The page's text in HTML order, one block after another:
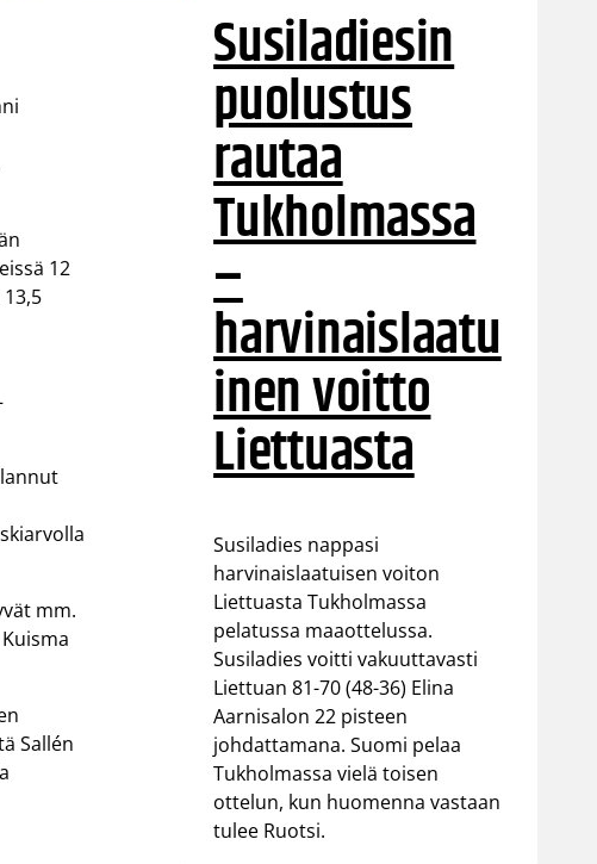
12
mm.
Sallén
Susiladiesin
puolustus
rautaa
Tukholmassa
–
harvinaislaatu
inen voitto
Liettuasta
Susiladies nappasi
harvinaislaatuisen voiton
Liettuasta Tukholmassa
pelatussa maaottelussa.
Susiladies voitti vakuuttavasti
Liettuan 81-70 (48-36) Elina
Aarnisalon 22 pisteen
johdattamana. Suomi pelaa
Tukholmassa vielä toisen
ottelun, kun huomenna vastaan
tulee Ruotsi.